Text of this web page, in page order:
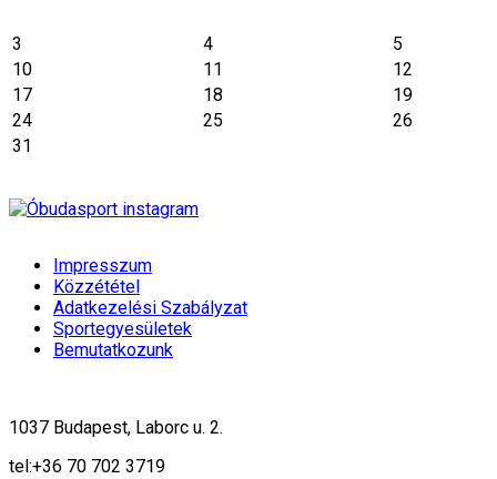
3 4
5
10
11
12
17
18
19
24
25
26
31
Impresszum
Közzététel
Adatkezelési Szabályzat
Sportegyesületek
Bemutatkozunk
1037 Budapest, Laborc u. 2.
tel:+36 70 702 3719